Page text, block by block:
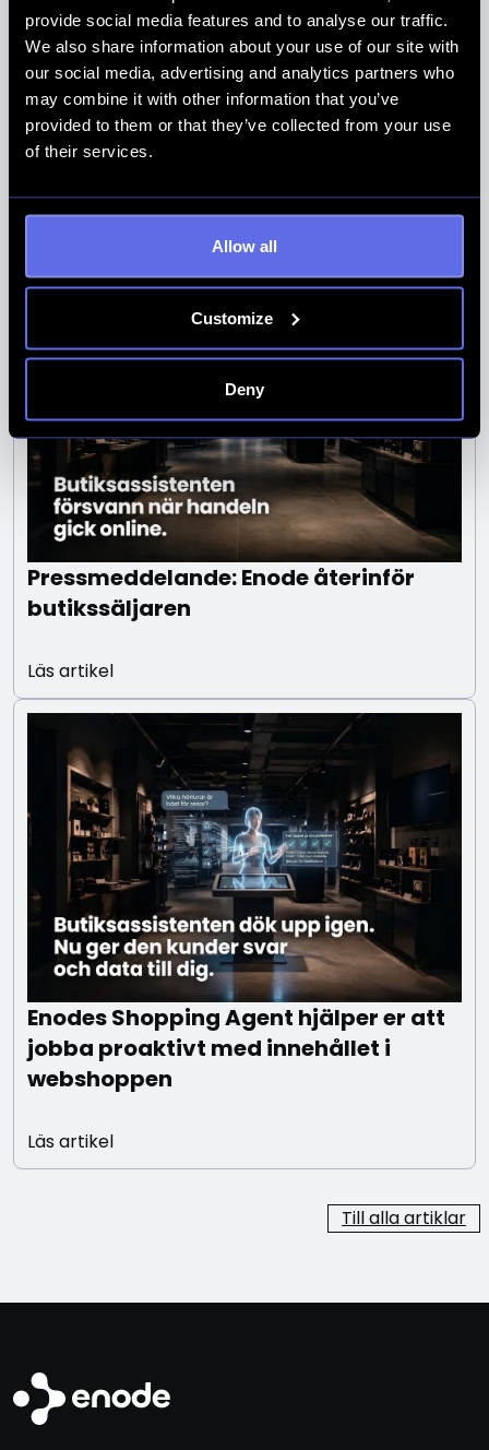
provide social media features and to analyse our traffic.
We also share information about your use of our site with
our social media, advertising and analytics partners who
may combine it with other information that you’ve
provided to them or that they’ve collected from your use
of their services.
Allow all
Customize
Deny
Funktion för förenklad ångerrätt i
Pressmeddelande: Enode återinför
butikssäljaren
Läs artikel
Enodes Shopping Agent hjälper er att
jobba proaktivt med innehållet i
webshoppen
Läs artikel
Till alla artiklar